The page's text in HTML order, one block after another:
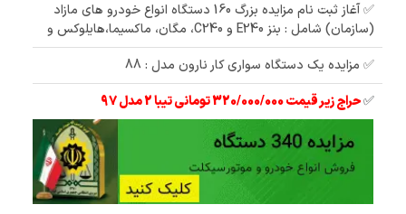
✅ آغاز ثبت نام مزایده بزرگ 160 دستگاه انواع خودرو های مازاد
(سازمان) شامل : بنز E240 و C240، مگان، ماکسیما،هایلوکس و
✅ مزایده یک دستگاه سواری کار نارون مدل : 88
✅حراج زیر قیمت 320/000/000 تومانی تیبا 2 مدل 97